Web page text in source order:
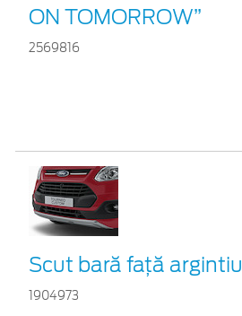
ON TOMORROW”
2569816
Scut bară faţă argintiu
1904973